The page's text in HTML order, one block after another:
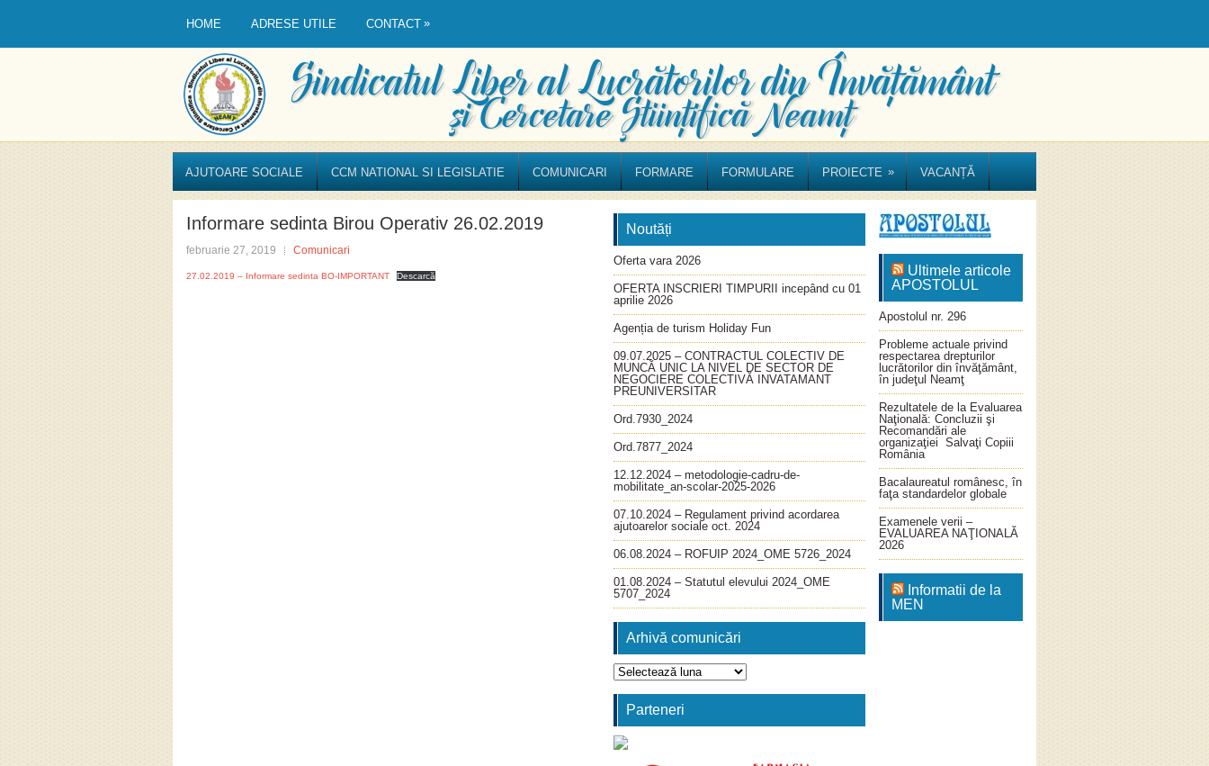
HOME ADRESE UTILE CONTACT »
AJUTOARE SOCIALE CCM NATIONAL SI LEGISLATIE COMUNICARI FORMARE FORMULARE PROIECTE » VACANȚĂ
Informare sedinta Birou Operativ 26.02.2019
februarie 27, 2019 Comunicari
27.02.2019 – Informare sedinta BO-IMPORTANT Descarcă
Noutăți
Oferta vara 2026
OFERTA INSCRIERI TIMPURII incepând cu 01
aprilie 2026
Agenția de turism Holiday Fun
09.07.2025 – CONTRACTUL COLECTIV DE
MUNCĂ UNIC LA NIVEL DE SECTOR DE
NEGOCIERE COLECTIVĂ INVATAMANT
PREUNIVERSITAR
Ord.7930_2024
Ord.7877_2024
12.12.2024 – metodologie-cadru-de-
mobilitate_an-scolar-2025-2026
07.10.2024 – Regulament privind acordarea
ajutoarelor sociale oct. 2024
06.08.2024 – ROFUIP 2024_OME 5726_2024
01.08.2024 – Statutul elevului 2024_OME
5707_2024
Arhivă comunicări
Arhivă
comunicări
Parteneri
Ultimele articole
APOSTOLUL
Apostolul nr. 296
Probleme actuale privind
respectarea drepturilor
lucrătorilor din învăţământ,
în judeţul Neamţ
Rezultatele de la Evaluarea
Naţională: Concluzii şi
Recomandări ale
organizaţiei Salvaţi Copiii
România
Bacalaureatul românesc, în
faţa standardelor globale
Examenele verii –
EVALUAREA NAŢIONALĂ
2026
Informatii de la
MEN